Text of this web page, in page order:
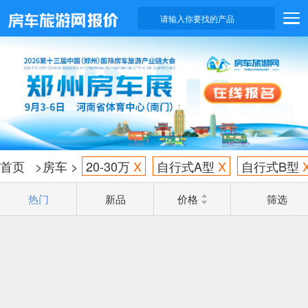
请输入你要找的产品
首页 >房车 > 20-30万 X 自行式A型 X 自行式B型
热门 新品 价格 筛选